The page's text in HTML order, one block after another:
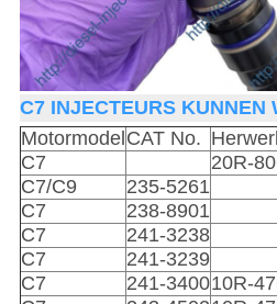
C7 INJECTEURS KUNNEN
Motormodel CAT No.
C7
20R-
C7/C9
235-5261
C7
238-8901
C7
241-3238
C7
241-3239
C7
241-340010R-